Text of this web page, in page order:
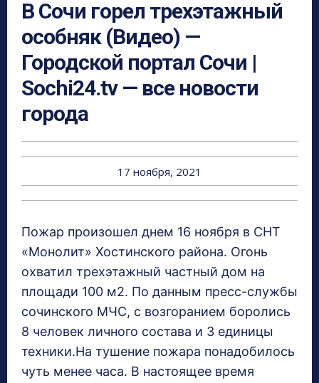
В Сочи горел трехэтажный
особняк (Видео) —
Городской портал Сочи |
Sochi24.tv — все новости
города
17 ноября, 2021
Пожар произошел днем 16 ноября в СНТ
«Монолит» Хостинского района. Огонь
охватил трехэтажный частный дом на
площади 100 м2. По данным пресс-службы
сочинского МЧС, с возгоранием боролись
8 человек личного состава и 3 единицы
техники.На тушение пожара понадобилось
чуть менее часа. В настоящее время